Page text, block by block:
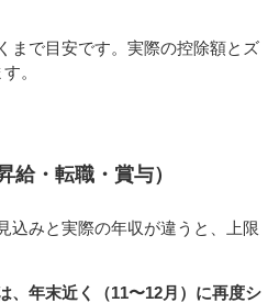
まで目安です。実際の控除額とズ
。
・転職・賞与）
込みと実際の年収が違うと、上限
、年末近く（11〜12月）に再度シ